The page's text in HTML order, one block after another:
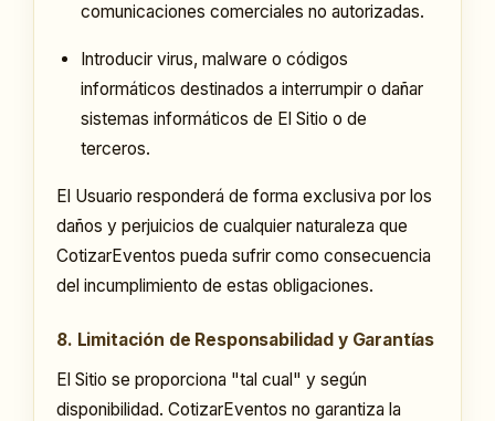
comunicaciones comerciales no autorizadas.
Introducir virus, malware o códigos
informáticos destinados a interrumpir o dañar
sistemas informáticos de El Sitio o de
terceros.
El Usuario responderá de forma exclusiva por los
daños y perjuicios de cualquier naturaleza que
CotizarEventos pueda sufrir como consecuencia
del incumplimiento de estas obligaciones.
8. Limitación de Responsabilidad y Garantías
El Sitio se proporciona "tal cual" y según
disponibilidad. CotizarEventos no garantiza la